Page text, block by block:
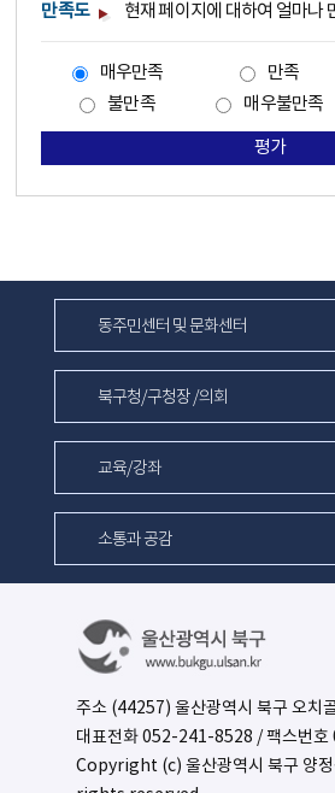
만족도 현재 페이지에 대하여 얼마나
매우만족 만족
불만족
매우불만족
평가
동주민센터 및 문화센터
북구청/구청장 /의회
교육/강좌
소통과 공감
주소 (44257) 울산광역시 북구 오치
대표전화052-241-8528 / 팩스번
Copyright (c) 울산광역시 북구 양